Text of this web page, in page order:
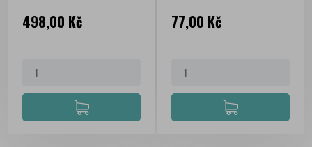
Cena
498,00 Kč Cena
77,00 Kč